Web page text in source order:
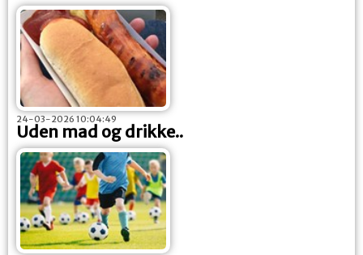
24-03-2026 10:04:49
Uden mad og drikke..